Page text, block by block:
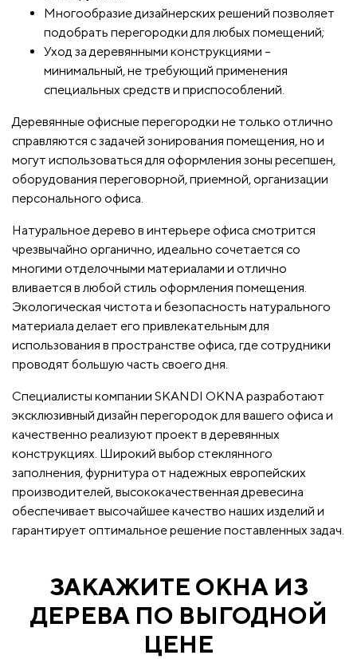
Многообразие дизайнерских решений позволяет
подобрать перегородки для любых помещений;
Уход за деревянными конструкциями –
минимальный, не требующий применения
специальных средств и приспособлений.
Деревянные офисные перегородки не только отлично
справляются с задачей зонирования помещения, но и
могут использоваться для оформления зоны ресепшен,
оборудования переговорной, приемной, организации
персонального офиса.
Натуральное дерево в интерьере офиса смотрится
чрезвычайно органично, идеально сочетается со
многими отделочными материалами и отлично
вливается в любой стиль оформления помещения.
Экологическая чистота и безопасность натурального
материала делает его привлекательным для
использования в пространстве офиса, где сотрудники
проводят большую часть своего дня.
Специалисты компании SKANDI OKNA разработают
эксклюзивный дизайн перегородок для вашего офиса и
качественно реализуют проект в деревянных
конструкциях. Широкий выбор стеклянного
заполнения, фурнитура от надежных европейских
производителей, высококачественная древесина
обеспечивает высочайшее качество наших изделий и
гарантирует оптимальное решение поставленных задач.
ЗАКАЖИТЕ ОКНА ИЗ
ДЕРЕВА ПО ВЫГОДНОЙ
ЦЕНЕ